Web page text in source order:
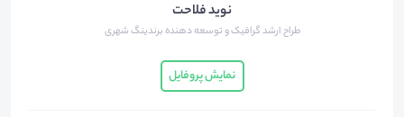
نوید فلاحت
طراح ارشد گرافیک و توسعه دهنده برندینگ شهری
نمایش پروفایل